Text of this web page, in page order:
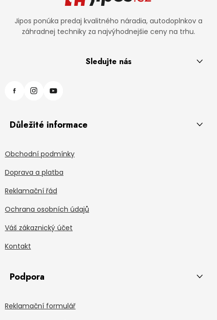
Jipos ponúka predaj kvalitného náradia, autodoplnkov a
záhradnej techniky za najvýhodnejšie ceny na trhu.
Sledujte nás
Důležité informace
Obchodní podmínky
Doprava a platba
Reklamační řád
Ochrana osobních údajů
Váš zákaznický účet
Kontakt
Podpora
Reklamační formulář